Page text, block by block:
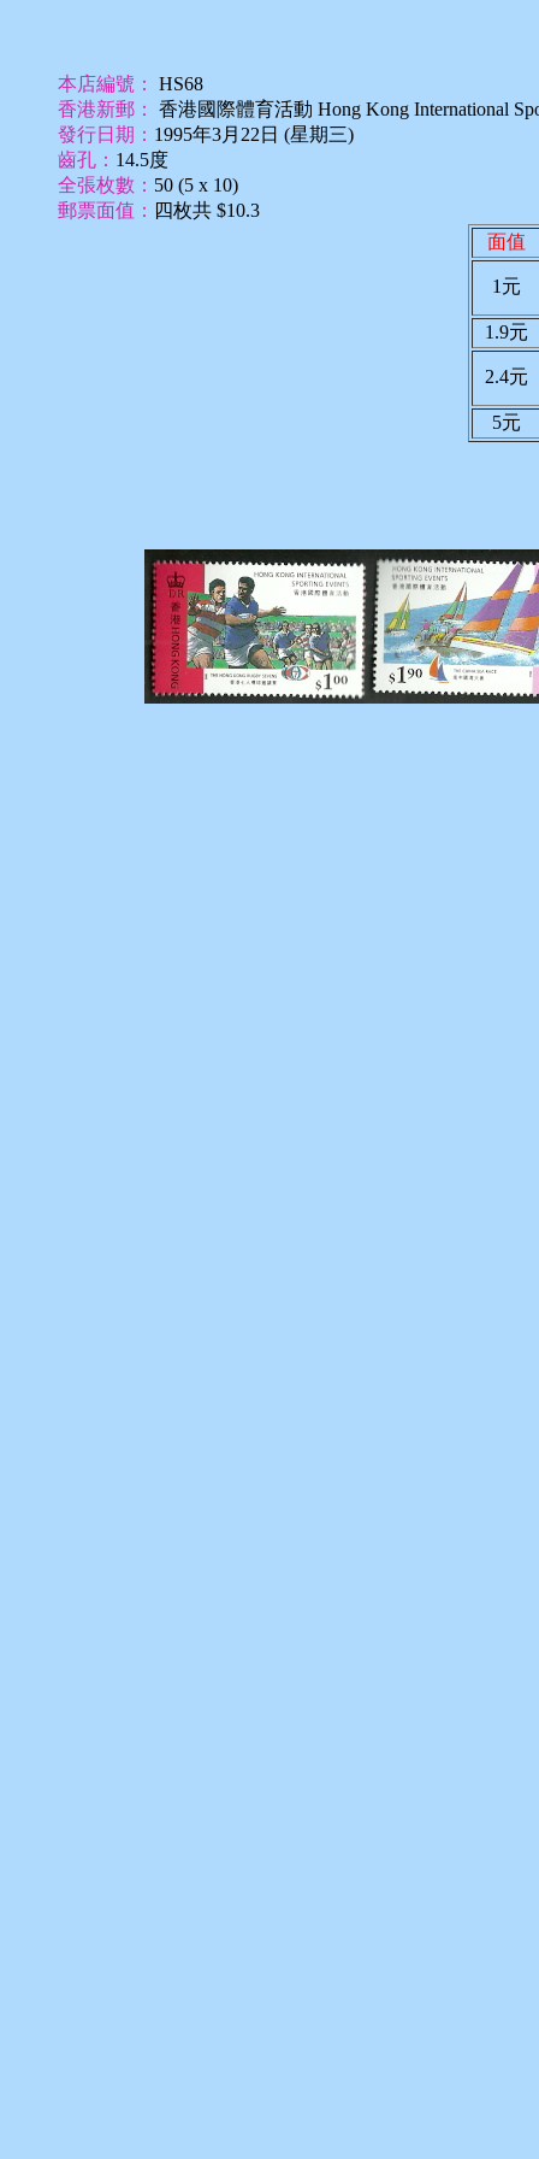
本店編號：
HS68
香港新郵：
香港國際體育活動 Hong Kong International
發行日期： 1995年3月22日 (星期三)
齒孔： 14.5度
全張枚數： 50 (5 x 10)
郵票面值： 四枚共 $10.3
面值
1元
1.9元
2.4元
5元